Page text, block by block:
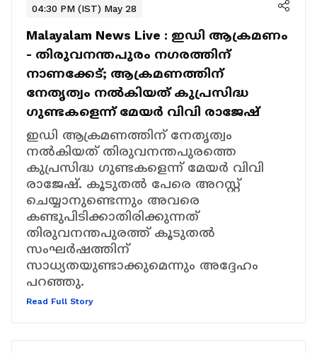
04:30 PM (IST) May 28
Malayalam News Live : ഇഡി ആക്രമണം
- തിരുവനന്തപുരം ന​ഗരത്തിന്
നാണക്കേട്; ആക്രമണത്തിന്
നേതൃത്വം നൽകിയത് കുപ്രസിദ്ധ
ഗുണ്ടകളെന്ന് മേയർ വിവി രാജേഷ്
ഇഡി ആക്രമണത്തിന് നേതൃത്വം
നൽകിയത് തിരുവനന്തപുരത്തെ
കുപ്രസിദ്ധ ഗുണ്ടകളെന്ന് മേയർ വിവി
രാജേഷ്. കൂടുതൽ പേരെ അറസ്റ്റ്
ചെയ്യാനുണ്ടെന്നും അവരെ
കണ്ടുപിടിക്കാതിരിക്കുന്നത്
തിരുവനന്തപുരത്ത് കൂടുതൽ
സംഘർഷത്തിന്
സാധ്യതയുണ്ടാക്കുമെന്നും അദ്ദേഹം
പറഞ്ഞു.
Read Full Story